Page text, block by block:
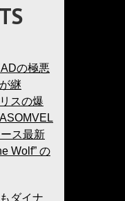
の極悪
継
スの爆
ス最新
Wolf” の
ダイナ